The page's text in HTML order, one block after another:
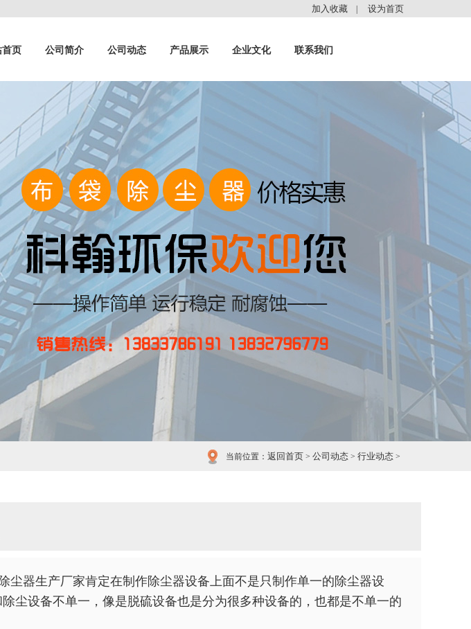
加入收藏 设为首页
首页 公司简介 公司动态 产品展示 企业文化 联系我们
当前位置： 返回首页 > 公司动态 > 行业动态 >
尘器生产厂家肯定在制作除尘器设备上面不是只制作单一的除尘器设
尘设备不单一，像是脱硫设备也是分为很多种设备的，也都是不单一的